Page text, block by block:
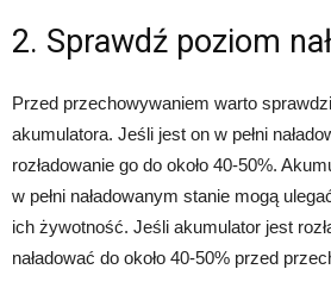
2. Sprawdź poziom
Przed przechowywaniem warto
akumulatora. Jeśli jest on w pełni
rozładowanie go do około 40-50%.
w pełni naładowanym stanie mogą
ich żywotność. Jeśli akumulator jest
naładować do około 40-50% przed